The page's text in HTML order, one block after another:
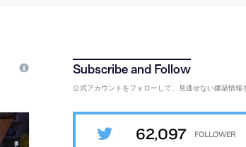
公式アカウントをフォローして、見逃せない建築情報
62,097